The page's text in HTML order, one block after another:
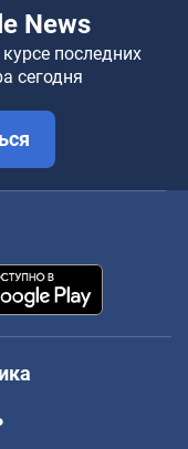
News
последних
сегодня